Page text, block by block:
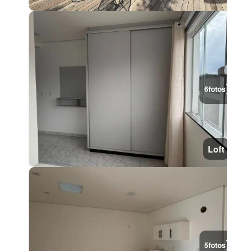
6fotos
Loft
5fotos